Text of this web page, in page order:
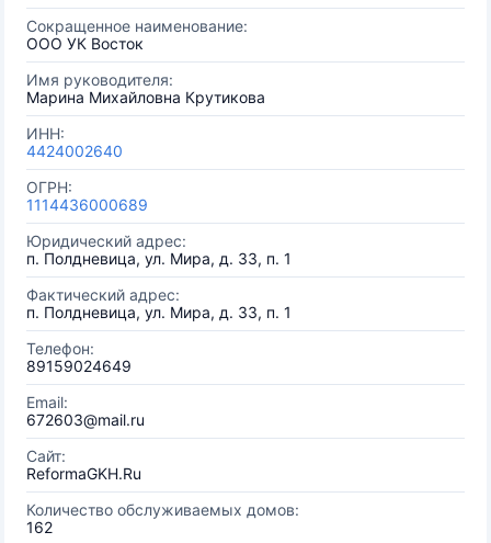
Сокращенное наименование:
ООО УК Восток
Имя руководителя:
Марина Михайловна Крутикова
ИНН:
4424002640
ОГРН:
1114436000689
Юридический адрес:
п. Полдневица, ул. Мира, д. 33, п. 1
Фактический адрес:
п. Полдневица, ул. Мира, д. 33, п. 1
Телефон:
89159024649
Email:
672603@mail.ru
Сайт:
ReformaGKH.Ru
Количество обслуживаемых домов:
162